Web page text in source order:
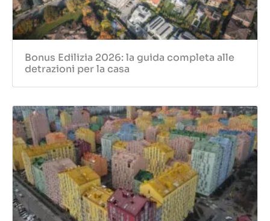
Bonus Edilizia 2026: la guida completa alle
detrazioni per la casa